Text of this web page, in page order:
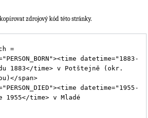
zdrojový kód této stránky.